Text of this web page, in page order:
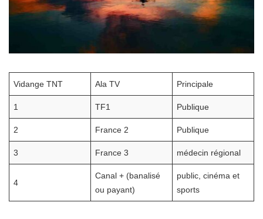
Vidange TNT Ala TV Principale
1 TF1 Publique
2 France 2 Publique
3 France 3 médecin régional
4
Canal + (banalisé
ou payant)
public, cinéma et
sports